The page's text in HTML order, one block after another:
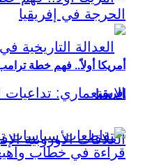
أمريكا أولاً.. فهم خطة
إفريقيا